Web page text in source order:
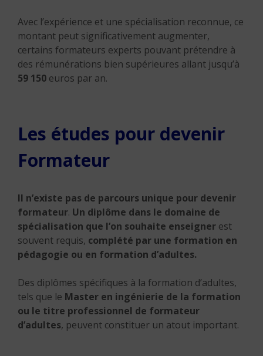
Avec l’expérience et une spécialisation reconnue, ce
montant peut significativement augmenter,
certains formateurs experts pouvant prétendre à
des rémunérations bien supérieures allant jusqu’à
59 150 euros par an.
Les études pour devenir
Formateur
Il n’existe pas de parcours unique pour devenir
formateur. Un diplôme dans le domaine de
spécialisation que l’on souhaite enseigner est
souvent requis, complété par une formation en
pédagogie ou en formation d’adultes.
Des diplômes spécifiques à la formation d’adultes,
tels que le Master en ingénierie de la formation
ou le titre professionnel de formateur
d’adultes, peuvent constituer un atout important.